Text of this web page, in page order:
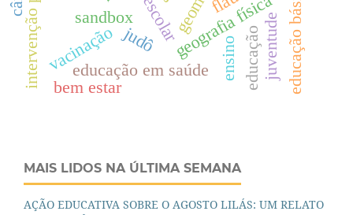
geografia física
sandbox
educação em saúde
vacinação ensino educação básica
bem estar educação
judô juventude
MAIS LIDOS NA ÚLTIMA SEMANA
AÇÃO EDUCATIVA SOBRE O AGOSTO LILÁS: UM RELATO